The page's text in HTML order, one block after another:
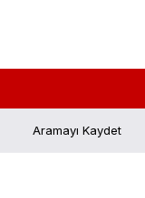
Aramayı Kaydet